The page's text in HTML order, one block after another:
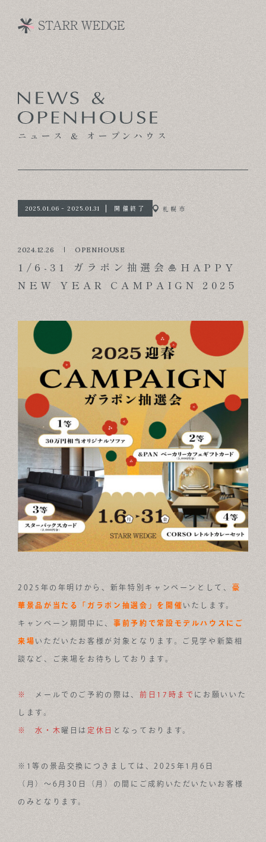
CONCEPT
TECHNOLOGY
MODEL HOUSE
NEWS & OPENHOUSE
ABOUT
RECRUIT
CONTACT
SUSTAINABLE DESIGN COMPANY
ニュース & オープンハウス
2025.01.06 - 2025.01.31 開催終了 札幌市
2024.12.26 OPENHOUSE
1/6-31 ガラポン抽選会🎍HAPPY
NEW YEAR CAMPAIGN 2025
2025年の年明けから、新年特別キャンペーンとして、 豪
華景品が当たる「ガラポン抽選会」を開催 いたします。
キャンペーン期間中に、事前予約で常設モデルハウスにご
来場 いただいたお客様が対象となります。ご見学や新築相
談など、ご来場をお待ちしております。
※ メールでのご予約の際は、 前日17時まで にお願いいた
します。
※ 水・木 曜日は 定休日 となっております。
※1等の景品交換につきましては、2025年1月6日
（月）〜6月30日（月）の間にご成約いただいたいお客様
のみとなります。